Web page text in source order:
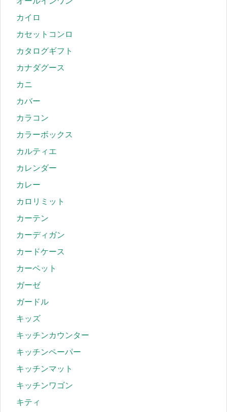
カイロ
カセットコンロ
カタログギフト
カナダグース
カニ
カバー
カラコン
カラーボックス
カルティエ
カレンダー
カレー
カロリミット
カーテン
カーディガン
カードケース
カーペット
ガーゼ
ガードル
キッズ
キッチンカウンター
キッチンペーパー
キッチンマット
キッチンワゴン
キティ